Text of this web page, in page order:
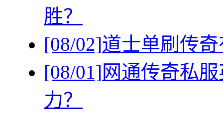
胜？
[08/02]道士单刷传
[08/01]网通传奇私
力？